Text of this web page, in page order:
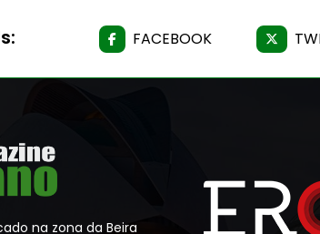
FACEBOOK
na zona da Beira